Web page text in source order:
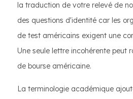
la traduction de votre relevé de
des questions d'identité car les
de test américains exigent une
Une seule lettre incohérente peut
de bourse américaine.
La terminologie académique